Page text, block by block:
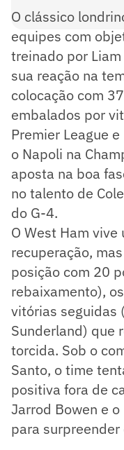
O clássico
equipes com
treinado por
sua reação na
colocação com
embalados por
Premier League
o Napoli na
aposta na boa
no talento de
do G-4.
O West Ham
recuperação,
posição com 20
rebaixamento),
vitórias seguidas
Sunderland) que
torcida. Sob o
Santo, o time
positiva fora de
Jarrod Bowen e
para surpreender